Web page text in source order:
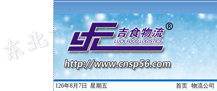
126年8月7日 星期五 首页| 物流公司